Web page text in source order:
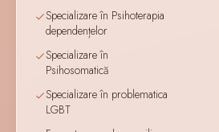
Specializare în Psihoterapia
dependențelor
Specializare în
Psihosomatică
Specializare în problematica
LGBT